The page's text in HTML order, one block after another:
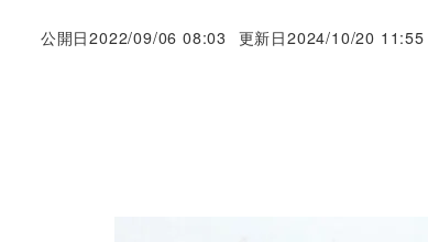
公開日2022/09/06 08:03 更新日2024/10/20 11:55